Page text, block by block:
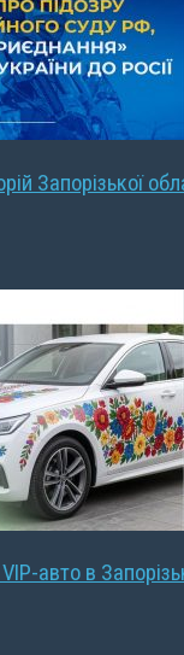
Запорізької
авто в